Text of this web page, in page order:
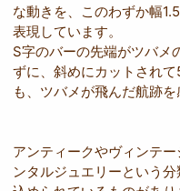
な動きを、このわずか幅
表現しています。
S字のバーの先端がツバメ
ずに、斜めにカットされ
も、ツバメが飛んだ航跡を
アンティークやヴィンテ
ンタルジュエリーという